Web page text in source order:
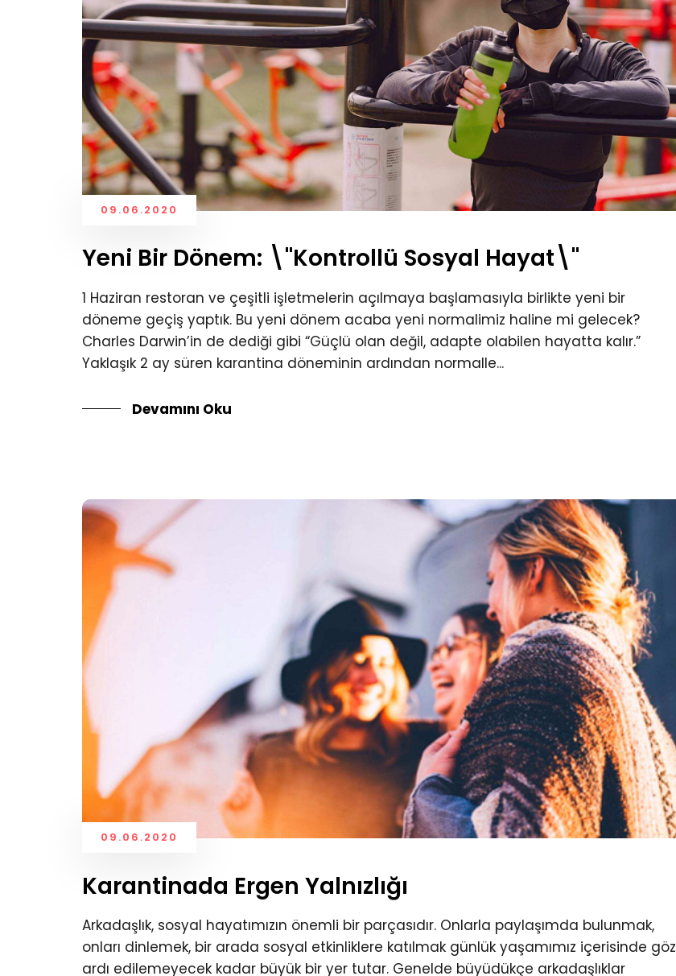
09.06.2020
Yeni Bir Dönem: \"Kontrollü Sosyal Hayat\"
1 Haziran restoran ve çeşitli işletmelerin açılmaya başlamasıyla birlikte yeni bir
döneme geçiş yaptık. Bu yeni dönem acaba yeni normalimiz haline mi gelecek?
Charles Darwin’in de dediği gibi “Güçlü olan değil, adapte olabilen hayatta kalır.”
Yaklaşık 2 ay süren karantina döneminin ardından normalle...
Devamını Oku
09.06.2020
Karantinada Ergen Yalnızlığı
Arkadaşlık, sosyal hayatımızın önemli bir parçasıdır. Onlarla paylaşımda bulunmak,
onları dinlemek, bir arada sosyal etkinliklere katılmak günlük yaşamımız içerisinde göz
ardı edilemeyecek kadar büyük bir yer tutar. Genelde büyüdükçe arkadaşlıklar